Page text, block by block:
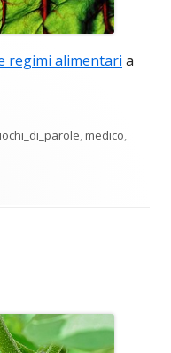
regimi alimentari a
,medico,